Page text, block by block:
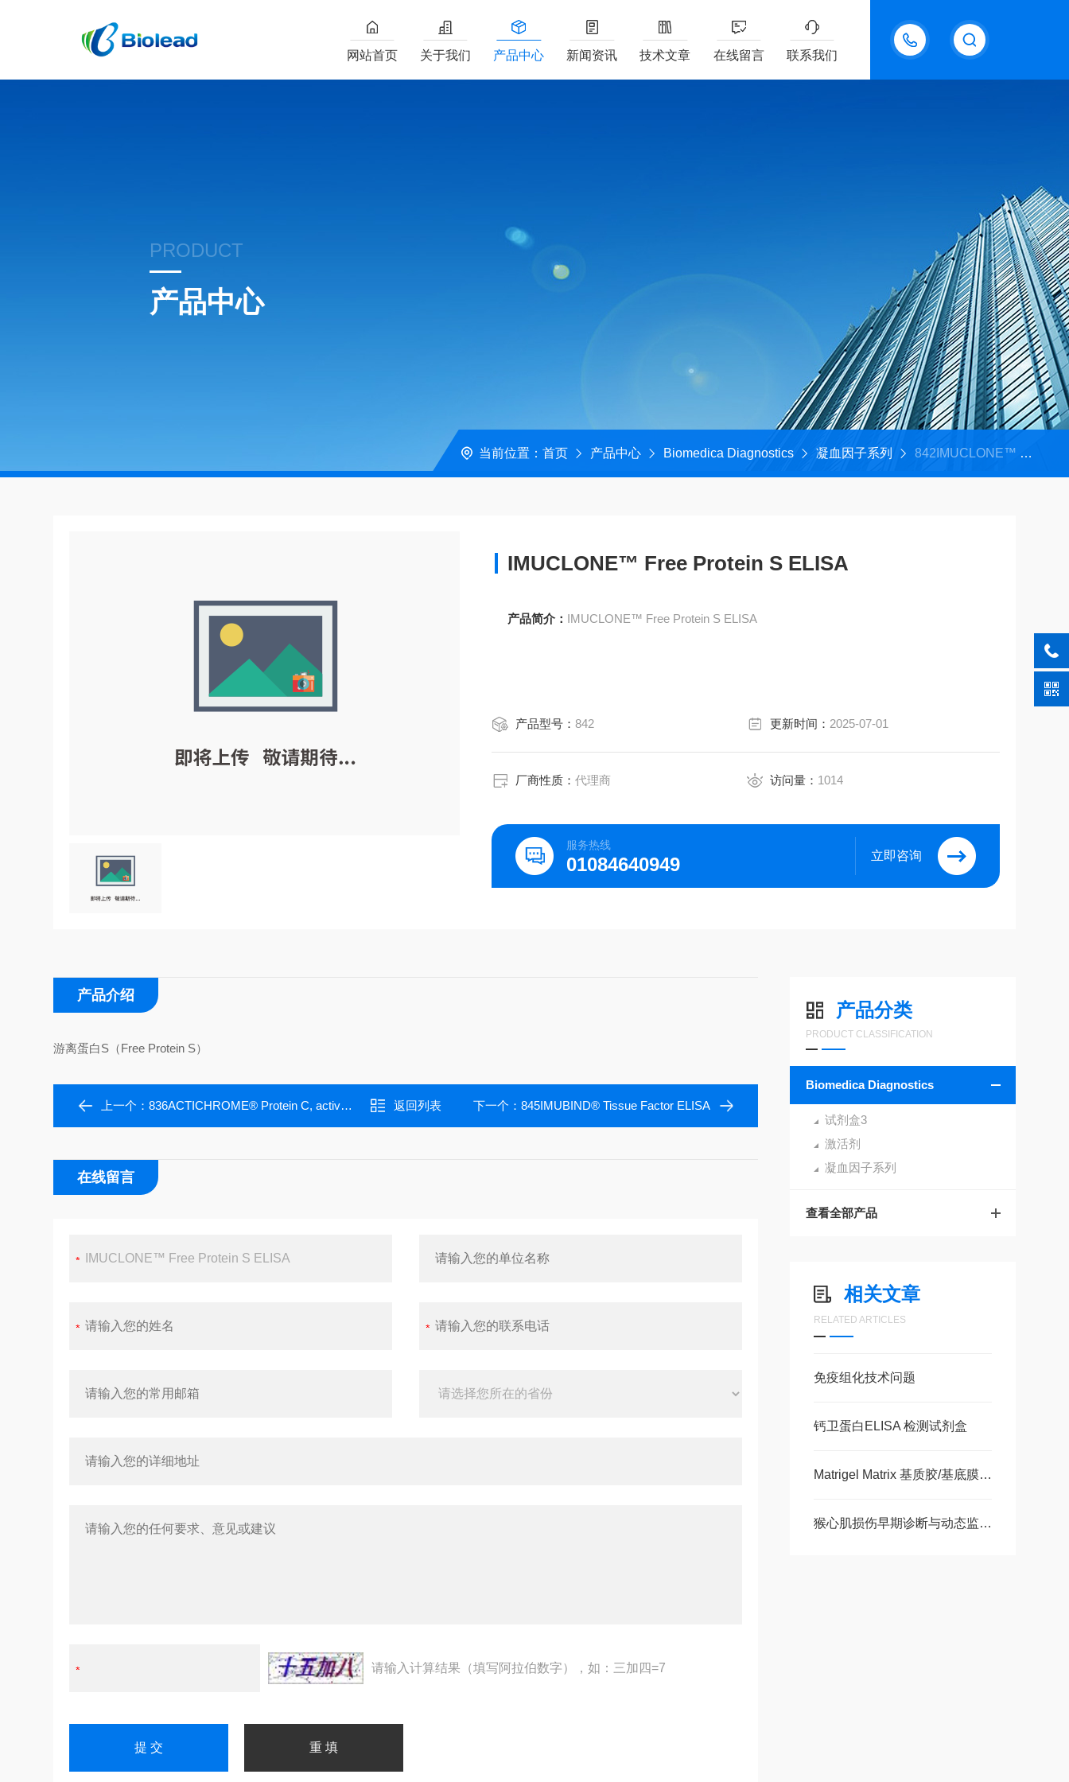
18611095289
网站首页 关于我们 产品中心 新闻资讯 技术文章 在线留言 联系我们
PRODUCT
产品中心
当前位置： 首页 产品中心 Biomedica Diagnostics 凝血因子系列 842IMUCLONE™ Free Protein S ELISA
IMUCLONE™ Free Protein S ELISA
产品简介： IMUCLONE™ Free Protein S ELISA
产品型号：842 更新时间： 2025-07-01
厂商性质：代理商 访问量： 1014
服务热线
01084640949 立即咨询
产品分类
PRODUCT CLASSIFICATION
Biomedica Diagnostics
试剂盒3
激活剂
凝血因子系列
查看全部产品
相关文章
RELATED ARTICLES
免疫组化技术问题
钙卫蛋白ELISA 检测试剂盒
Matrigel Matrix 基质胶/基底膜基质 大量现货
猴心肌损伤早期诊断与动态监测-猴肌红蛋白ELISA 试剂盒
产品介绍
游离蛋白S（Free Protein S）
上一个：836ACTICHROME® Protein C, activity assay 返回列表 下一个： 845IMUBIND® Tissue Factor ELISA
在线留言
请输入计算结果（填写阿拉伯数字），如：三加四=7